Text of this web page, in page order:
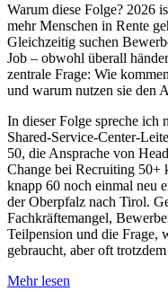
Warum diese Folge? 2026
mehr Menschen in Rente
Gleichzeitig suchen
Job – obwohl überall
zentrale Frage: Wie
und warum nutzen sie den
In dieser Folge spreche ich
Shared-Service-Center-
50, die Ansprache von
Change bei Recruiting 50+
knapp 60 noch einmal neu
der Oberpfalz nach Tirol.
Fachkräftemangel,
Teilpension und die Frage,
gebraucht, aber oft
Mehr lesen